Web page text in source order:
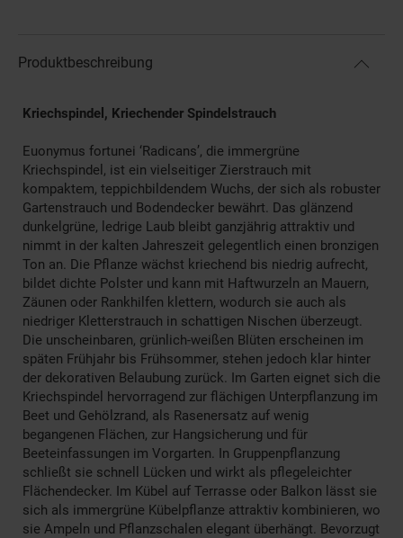
Produktbeschreibung
Kriechspindel, Kriechender Spindelstrauch
Euonymus fortunei ‘Radicans’, die immergrüne
Kriechspindel, ist ein vielseitiger Zierstrauch mit
kompaktem, teppichbildendem Wuchs, der sich als robuster
Gartenstrauch und Bodendecker bewährt. Das glänzend
dunkelgrüne, ledrige Laub bleibt ganzjährig attraktiv und
nimmt in der kalten Jahreszeit gelegentlich einen bronzigen
Ton an. Die Pflanze wächst kriechend bis niedrig aufrecht,
bildet dichte Polster und kann mit Haftwurzeln an Mauern,
Zäunen oder Rankhilfen klettern, wodurch sie auch als
niedriger Kletterstrauch in schattigen Nischen überzeugt.
Die unscheinbaren, grünlich-weißen Blüten erscheinen im
späten Frühjahr bis Frühsommer, stehen jedoch klar hinter
der dekorativen Belaubung zurück. Im Garten eignet sich die
Kriechspindel hervorragend zur flächigen Unterpflanzung im
Beet und Gehölzrand, als Rasenersatz auf wenig
begangenen Flächen, zur Hangsicherung und für
Beeteinfassungen im Vorgarten. In Gruppenpflanzung
schließt sie schnell Lücken und wirkt als pflegeleichter
Flächendecker. Im Kübel auf Terrasse oder Balkon lässt sie
sich als immergrüne Kübelpflanze attraktiv kombinieren, wo
sie Ampeln und Pflanzschalen elegant überhängt. Bevorzugt